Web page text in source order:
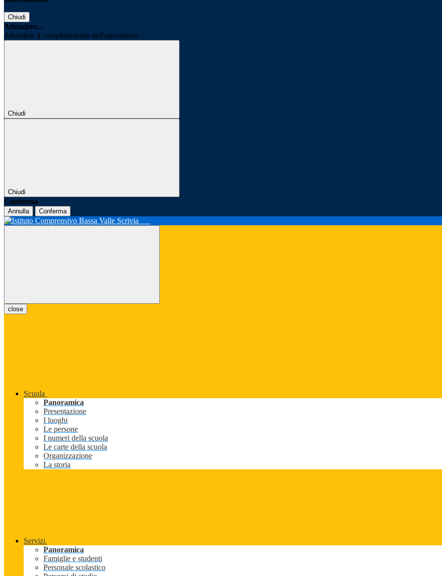
Chiudi
Attendere...
Attendere il completamento dell'operazione...
Chiudi
Chiudi
Conferma
Annulla Conferma
close
Scuola
Panoramica
Presentazione
I luoghi
Le persone
I numeri della scuola
Le carte della scuola
Organizzazione
La storia
Servizi
Panoramica
Famiglie e studenti
Personale scolastico